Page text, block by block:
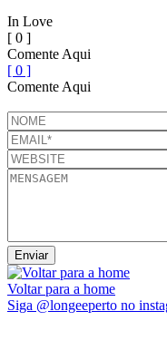
In Love
[ 0 ]
Comente Aqui
[ 0 ]
Comente Aqui
Voltar para a home
Siga @longeeperto no